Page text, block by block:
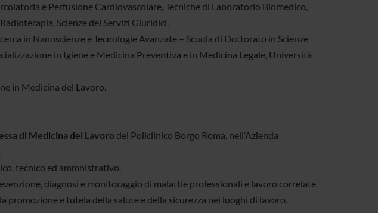
e Perfusione Cardiovascolare, Tecniche di Laboratorio Biomedico,
Scienze dei Servizi Giuridici.
in Nanoscienze e Tecnologie Avanzate – Scuola di Dottorato in Scienze
in Igiene e Medicina Preventiva e in Medicina Legale, Università
in Medicina del Lavoro.
di Medicina del Lavorodel Policlinico Borgo Roma, nell’Azienda
tecnico ed ammnistrativo.
diagnosi e monitoraggio di malattie professionali e lavoro correlate
promozione e tutela della salute e della sicurezza nei luoghi di lavoro.